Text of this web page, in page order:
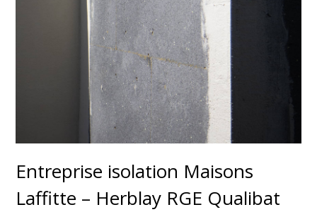
Entreprise isolation Maisons
Laffitte – Herblay RGE Qualibat